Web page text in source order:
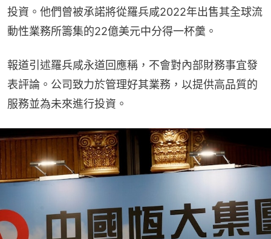
投資。他們曾被承諾將從羅兵咸2022年出售其全球流
動性業務所籌集的22億美元中分得一杯羹。
報道引述羅兵咸永道回應稱，不會對內部財務事宜發
表評論。公司致力於管理好其業務，以提供高品質的
服務並為未來進行投資。